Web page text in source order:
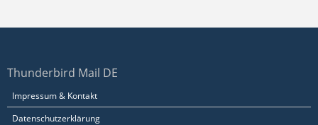
Thunderbird Mail DE
Impressum & Kontakt
Datenschutzerklärung